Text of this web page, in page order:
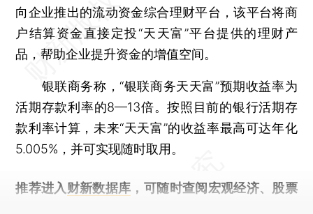
向企业推出的流动资金综合理财平台，该平台将商
户结算资金直接定投“天天富”平台提供的理财产
品，帮助企业提升资金的增值空间。
银联商务称，“银联商务天天富”预期收益率为
活期存款利率的8—13倍。按照目前的银行活期存
款利率计算，未来“天天富”的收益率最高可达年化
5.005%，并可实现随时取用。
推荐进入 财新数据库 ，可随时查阅宏观经济、股票